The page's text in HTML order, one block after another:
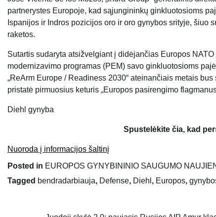
partnerystes Europoje, kad sąjungininkų ginkluotosioms
Ispanijos ir Indros pozicijos oro ir oro gynybos srityje,
raketos.
Sutartis sudaryta atsižvelgiant į didėjančias Europos
modernizavimo programas (PEM) savo ginkluotosioms
„ReArm Europe / Readiness 2030“ ateinančiais metais
pristatė pirmuosius keturis „Europos pasirengimo
Diehl gynyba
Spustelėkite čia, kad
Nuoroda į informacijos šaltinį
Posted in EUROPOS GYNYBININIO SAUGUMO
Tagged bendradarbiauja, Defense, Diehl , Europos,